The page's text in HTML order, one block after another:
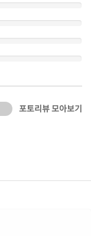
포토리뷰 모아보기